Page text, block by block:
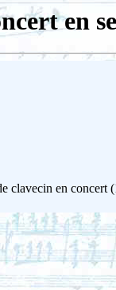
en
clavecin en